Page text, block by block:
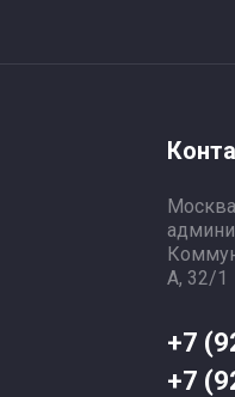
А, 32/1
+7
+7